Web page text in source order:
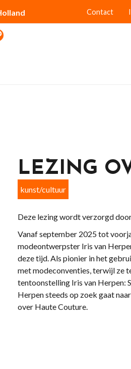
Contact
LEZING
kunst/cultuur
Deze lezing wordt verzorgd
Vanaf september 2025 tot
modeontwerpster Iris van
deze tijd. Als pionier in het
met modeconventies, terwijl ze
tentoonstelling Iris van Herpen:
Herpen steeds op zoek gaat
over Haute Couture.